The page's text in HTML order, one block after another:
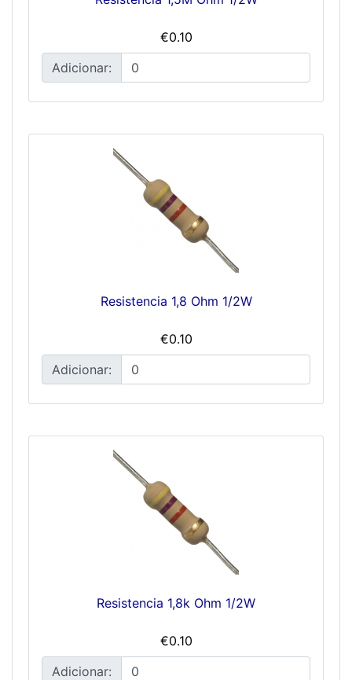
€0.10
Adicionar:
Resistencia 1,8 Ohm 1/2W
€0.10
Adicionar:
Resistencia 1,8k Ohm 1/2W
€0.10
Adicionar: